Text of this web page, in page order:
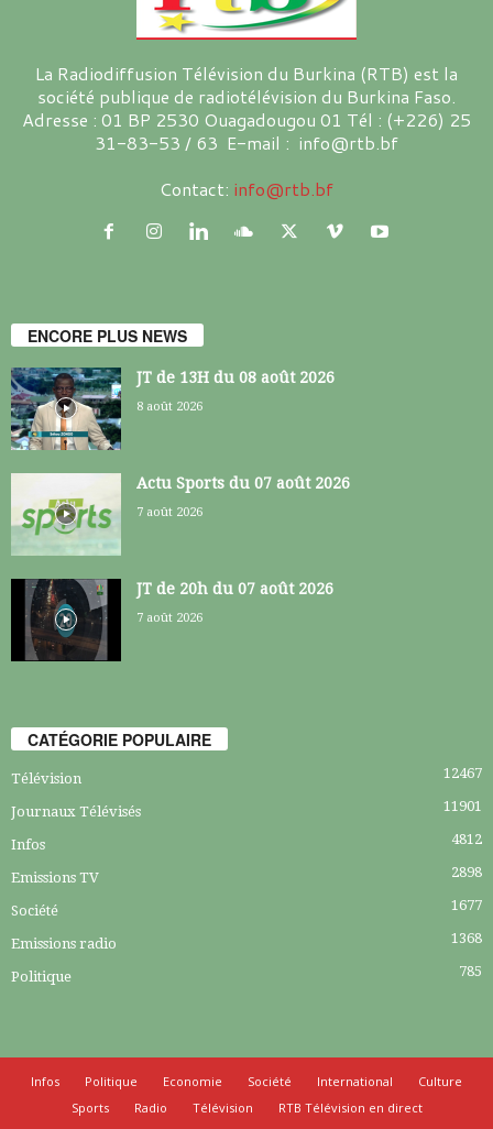
La Radiodiffusion Télévision du Burkina (RTB) est la
société publique de radiotélévision du Burkina Faso.
Adresse : 01 BP 2530 Ouagadougou 01 Tél : (+226) 25
31-83-53 / 63 E-mail : info@rtb.bf
Contact: info@rtb.bf
ENCORE PLUS NEWS
JT de 13H du 08 août 2026
8 août 2026
Actu Sports du 07 août 2026
7 août 2026
JT de 20h du 07 août 2026
7 août 2026
CATÉGORIE POPULAIRE
Télévision 12467
Journaux Télévisés 11901
Infos 4812
Emissions TV 2898
Société 1677
Emissions radio 1368
Politique 785
Infos Politique Economie Société International
Culture
Sports
Radio Télévision
RTB Télévision en direct